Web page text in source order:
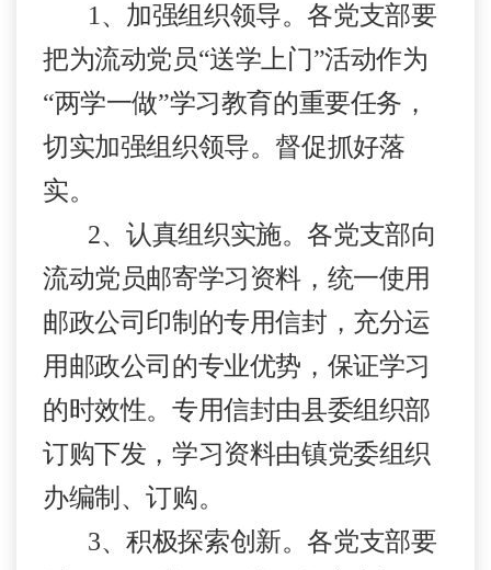
1 、 加强组织领导。各党支部要
把为流动党员“送学上门”活动作为
“两学一做”学习教育的重要任务，
切实加强组织领导。督促抓好落
实。
2、认真组织实施。各党支部向
流动党员邮寄学习资料，统一使用
邮政公司印制的专用信封，充分运
用邮政公司的专业优势，保证学习
的时效性。专用信封由县委组织部
订购下发，学习资料由镇党委组织
办编制、订购。
3、积极探索创新。各党支部要